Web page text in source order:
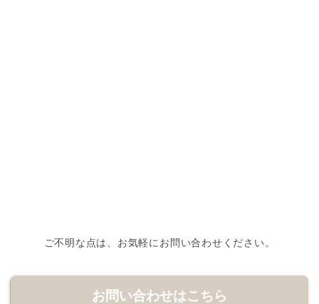
ご不明な点は、お気軽にお問い合わせください。
お問い合わせはこちら